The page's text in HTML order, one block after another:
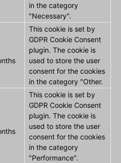
in the category
"Necessary".
This cookie is set by
GDPR Cookie Consent
plugin. The cookie is
used to store the user
consent for the cookies
in the category "Other.
This cookie is set by
GDPR Cookie Consent
plugin. The cookie is
used to store the user
consent for the cookies
in the category
"Performance".